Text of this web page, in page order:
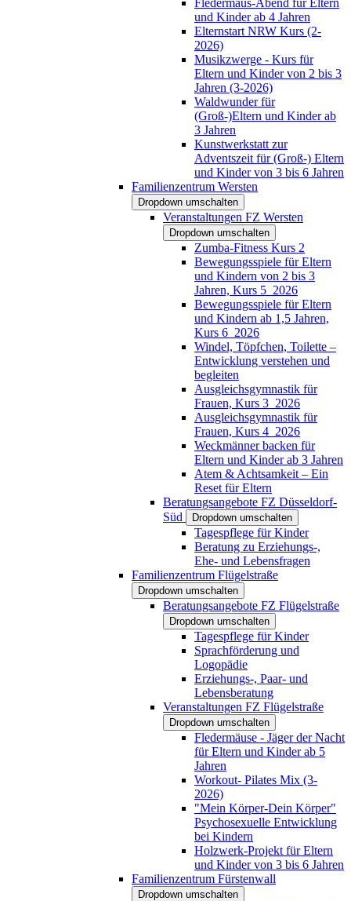
und Kinder ab 4 Jahren
Elternstart NRW Kurs (2-
2026)
Musikzwerge - Kurs für
Eltern und Kinder von 2 bis 3
Jahren (3-2026)
Waldwunder für
(Groß-)Eltern und Kinder ab
3 Jahren
Kunstwerkstatt zur
Adventszeit für (Groß-) Eltern
und Kinder von 3 bis 6 Jahren
Familienzentrum Wersten
Dropdown umschalten
Veranstaltungen FZ Wersten
Dropdown umschalten
Zumba-Fitness Kurs 2
Bewegungsspiele für Eltern
und Kindern von 2 bis 3
Jahren, Kurs 5_2026
Bewegungsspiele für Eltern
und Kindern ab 1,5 Jahren,
Kurs 6_2026
Windel, Töpfchen, Toilette –
Entwicklung verstehen und
begleiten
Ausgleichsgymnastik für
Frauen, Kurs 3_2026
Ausgleichsgymnastik für
Frauen, Kurs 4_2026
Weckmänner backen für
Eltern und Kinder ab 3 Jahren
Atem & Achtsamkeit – Ein
Reset für Eltern
Beratungsangebote FZ Düsseldorf-
Süd
Dropdown umschalten
Tagespflege für Kinder
Beratung zu Erziehungs-,
Ehe- und Lebensfragen
Familienzentrum Flügelstraße
Dropdown umschalten
Beratungsangebote FZ Flügelstraße
Dropdown umschalten
Tagespflege für Kinder
Sprachförderung und
Logopädie
Erziehungs-, Paar- und
Lebensberatung
Veranstaltungen FZ Flügelstraße
Dropdown umschalten
Fledermäuse - Jäger der Nacht
für Eltern und Kinder ab 5
Jahren
Workout- Pilates Mix (3-
2026)
"Mein Körper-Dein Körper"
Psychosexuelle Entwicklung
bei Kindern
Holzwerk-Projekt für Eltern
und Kinder von 3 bis 6 Jahren
Familienzentrum Fürstenwall
Dropdown umschalten